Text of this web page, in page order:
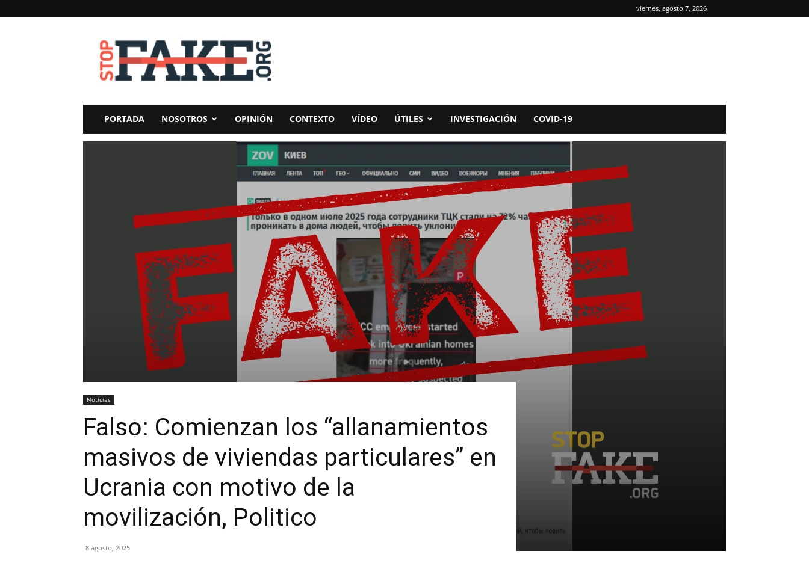
viernes, agosto 7, 2026
StopFake
PORTADA NOSOTROS OPINIÓN CONTEXTO VÍDEO ÚTILES INVESTIGACIÓN COVID-19
Noticias
Falso: Comienzan los “allanamientos
masivos de viviendas particulares” en
Ucrania con motivo de la
movilización, Politico
8 agosto, 2025